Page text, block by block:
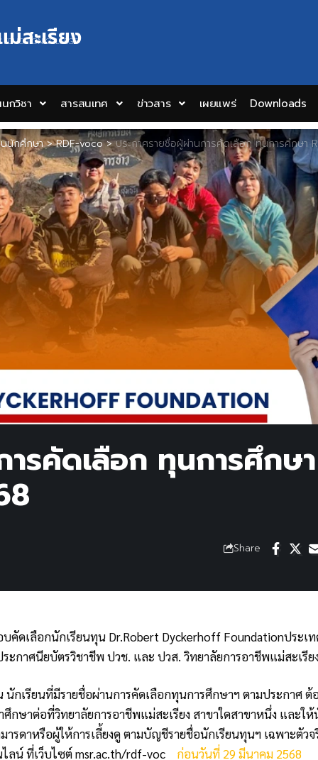
สะเรียง
COLLEGE
กวิชา สารสนเทศ ข่าวสาร เผยแพร่ Downloads
นักศึกษา>RDF-voco>ประกาศรายชื่อผู้ผ่านการคัดเลือก ทุนการศึกษา
รคัดเลือก ทุนการศึกษา
Share
คัดเลือกนักเรียนทุน Dr.Robert Dyckerhoff Foundationประเ
ะกาศนียบัตรวิชาชีพ ปวช. และ ปวส. วิทยาลัยการอาชีพแม่สะเรีย
นักเรียนที่มีรายชื่อผ่านการคัดเลือกทุนการศึกษาฯ ตามประกาศ ต้
กษาต่อที่วิทยาลัยการอาชีพแม่สะเรียง สาขาใดสาขาหนึ่ง และใ
ารดาหรือผู้ให้การเลี้ยงดู ตามบัญชีรายชื่อนักเรียนทุนฯ เฉพาะตัว
ลน์ ที่เว็บไซต์msr.ac.th/rdf-voc
ก่อนวันที่ 29 มีนาคม 2568